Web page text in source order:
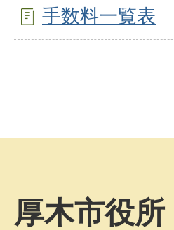
手数料一覧表
厚木市役所